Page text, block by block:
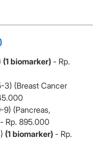
(1 biomarker) - Rp.
3) (Breast Cancer
9) (Pancreas,
- Rp. 895.000
(1 biomarker) - Rp.